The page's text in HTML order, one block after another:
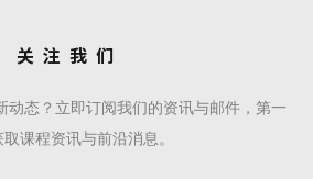
关 注 我 们
动态？立即订阅我们的资讯与邮件，第一
课程资讯与前沿消息。